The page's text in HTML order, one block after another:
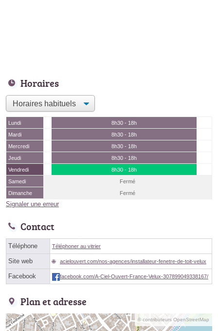
Horaires
Lundi
8h30 - 18h
Mardi
8h30 - 18h
Mercredi
8h30 - 18h
Jeudi
8h30 - 18h
Vendredi
8h30 - 18h
Samedi
Fermé
Dimanche
Fermé
Signaler une erreur
Contact
Téléphone Téléphoner au vitrier
Site web acielouvert.com/nos-agences/installateur-fenetre-de-toit-velux
Facebook facebook.com/A-Ciel-Ouvert-France-Velux-307899049338167/
Plan et adresse
© contributeurs OpenStreetMap